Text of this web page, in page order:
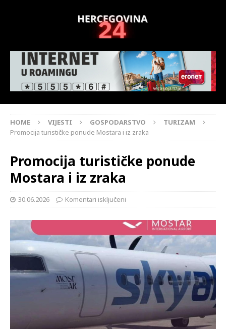
HOME VIJESTI GOSPODARSTVO
TURIZAM
Promocija turističke ponude Mostara i iz zraka
Promocija turističke ponude
Mostara i iz zraka
30.06.2026 Komentari isključeni